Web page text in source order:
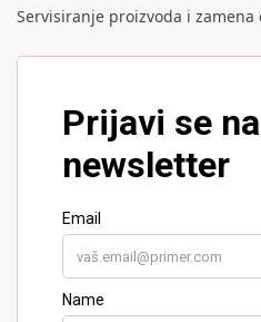
Servisiranje proizvoda i zamena